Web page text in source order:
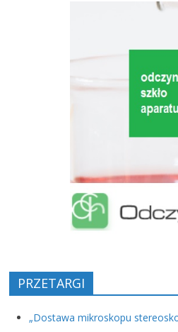
PRZETARGI
„Dostawa mikroskopu